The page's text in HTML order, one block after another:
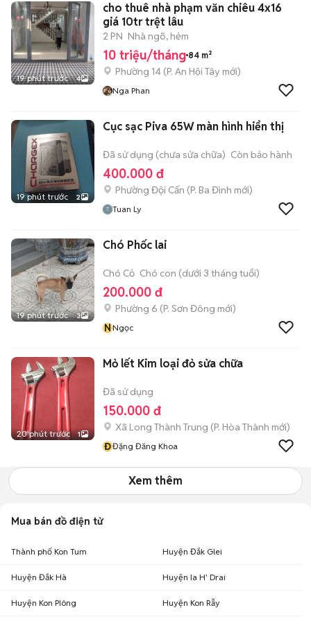
19 phút trước 4
cho thuê nhà phạm văn chiêu 4x16
giá 10tr trệt lâu
2 PN Nhà ngõ, hẻm
10 triệu/tháng 84 m²
Phường 14 (P. An Hội Tây mới)
Nga Phan
19 phút trước 2
Cục sạc Piva 65W màn hình hiển thị
Đã sử dụng (chưa sửa chữa) Còn bảo hành
400.000 đ
Phường Đội Cấn (P. Ba Đình mới)
Tuan Ly
19 phút trước 3
Chó Phốc lai
Chó Cỏ Chó con (dưới 3 tháng tuổi)
200.000 đ
Phường 6 (P. Sơn Đông mới)
NNgọc
20 phút trước 1
Mỏ lết Kim loại đỏ sửa chữa
Đã sử dụng
150.000 đ
Xã Long Thành Trung (P. Hòa Thành mới)
ĐĐặng Đăng Khoa
Xem thêm
Mua bán đồ điện tử
Thành phố Kon Tum Huyện Đắk Glei
Huyện Đắk Hà Huyện Ia H' Drai
Huyện Kon Plông Huyện Kon Rẫy